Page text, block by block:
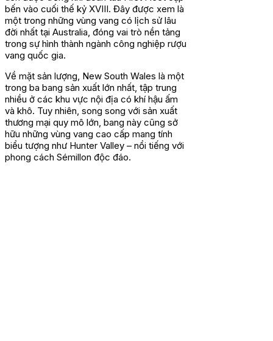
bến vào cuối thế kỷ XVIII. Đây được xem là
một trong những vùng vang có lịch sử lâu
đời nhất tại Australia, đóng vai trò nền tảng
trong sự hình thành ngành công nghiệp rượu
vang quốc gia.
Về mặt sản lượng, New South Wales là một
trong ba bang sản xuất lớn nhất, tập trung
nhiều ở các khu vực nội địa có khí hậu ấm
và khô. Tuy nhiên, song song với sản xuất
thương mại quy mô lớn, bang này cũng sở
hữu những vùng vang cao cấp mang tính
biểu tượng như Hunter Valley – nổi tiếng với
phong cách Sémillon độc đáo.